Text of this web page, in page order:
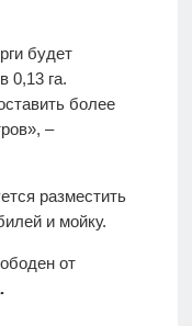
будет
0,13 га.
более
–
разместить
и мойку.
от